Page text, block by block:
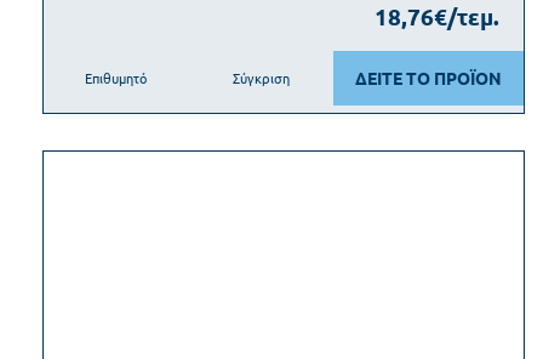
18,76€/τεμ.
ΔΕΙΤΕ ΤΟ ΠΡΟΪΟΝ
Επιθυμητό Σύγκριση